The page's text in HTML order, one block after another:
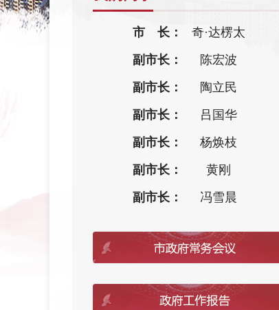
市 长：
奇·达楞太
副市长：
陈宏波
副市长：
陶立民
副市长：
吕国华
副市长：
杨焕枝
副市长：
黄刚
副市长：
冯雪晨